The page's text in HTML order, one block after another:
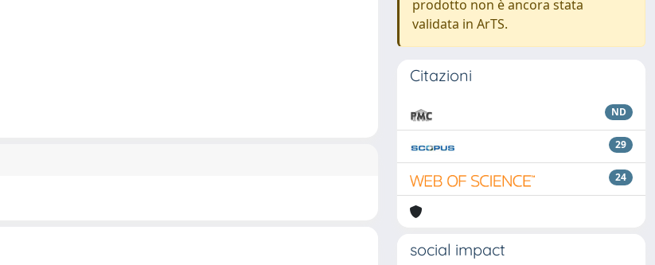
prodotto non è ancora stata
validata in ArTS.
Citazioni
ND
29
24
social impact